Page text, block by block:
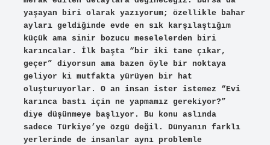
yaşayan biri olarak yazıyorum; özellikle bahar
ayları geldiğinde evde en sık karşılaştığım
küçük ama sinir bozucu meselelerden biri
karıncalar. İlk başta “bir iki tane çıkar,
geçer” diyorsun ama bazen öyle bir noktaya
geliyor ki mutfakta yürüyen bir hat
oluşturuyorlar. O an insan ister istemez “Evi
karınca bastı için ne yapmamız gerekiyor?”
diye düşünmeye başlıyor. Bu konu aslında
sadece Türkiye’ye özgü değil. Dünyanın farklı
yerlerinde de insanlar aynı problemle